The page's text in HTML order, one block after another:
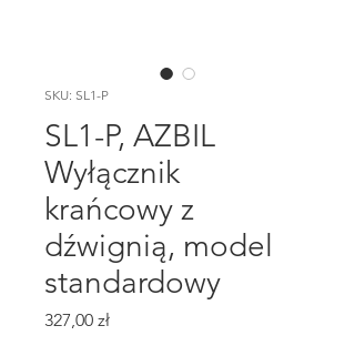
SKU: SL1-P
SL1-P, AZBIL
Wyłącznik
krańcowy z
dźwignią, model
standardowy
327,00 złCena